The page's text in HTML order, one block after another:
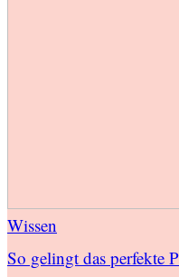
Wissen
So gelingt das perfekte